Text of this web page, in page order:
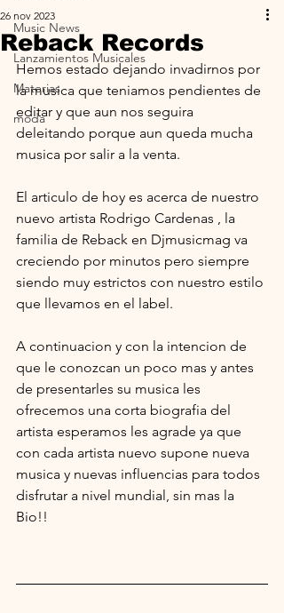
Music News
Lanzamientos Musicales
Materias
moda
Reback Records
26 nov 2023
Hemos estado dejando invadirnos por
la musica que teniamos pendientes de
editar y que aun nos seguira
deleitando porque aun queda mucha
musica por salir a la venta.
El articulo de hoy es acerca de nuestro
nuevo artista Rodrigo Cardenas , la
familia de Reback en Djmusicmag va
creciendo por minutos pero siempre
siendo muy estrictos con nuestro estilo
que llevamos en el label.
A continuacion y con la intencion de
que le conozcan un poco mas y antes
de presentarles su musica les
ofrecemos una corta biografia del
artista esperamos les agrade ya que
con cada artista nuevo supone nueva
musica y nuevas influencias para todos
disfrutar a nivel mundial, sin mas la
Bio!!